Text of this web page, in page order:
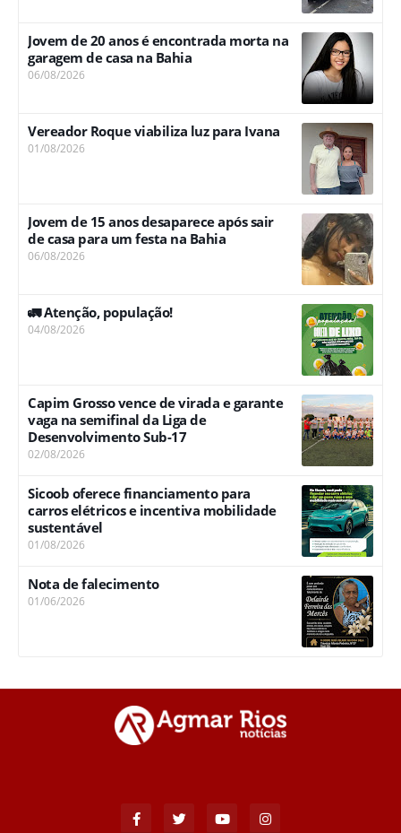
Jovem de 20 anos é encontrada morta na
garagem de casa na Bahia
06/08/2026
Vereador Roque viabiliza luz para Ivana
01/08/2026
Jovem de 15 anos desaparece após sair
de casa para um festa na Bahia
06/08/2026
🚛 Atenção, população!
04/08/2026
Capim Grosso vence de virada e garante
vaga na semifinal da Liga de
Desenvolvimento Sub-17
02/08/2026
Sicoob oferece financiamento para
carros elétricos e incentiva mobilidade
sustentável
01/08/2026
Nota de falecimento
01/06/2026